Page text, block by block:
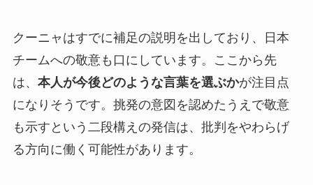
クーニャはすでに補足の説明を出しており、日本
チームへの敬意も口にしています。ここから先
は、 本人が今後どのような言葉を選ぶかが注目点
になりそうです。挑発の意図を認めたうえで敬意
も示すという二段構えの発信は、批判をやわらげ
る方向に働く可能性があります。